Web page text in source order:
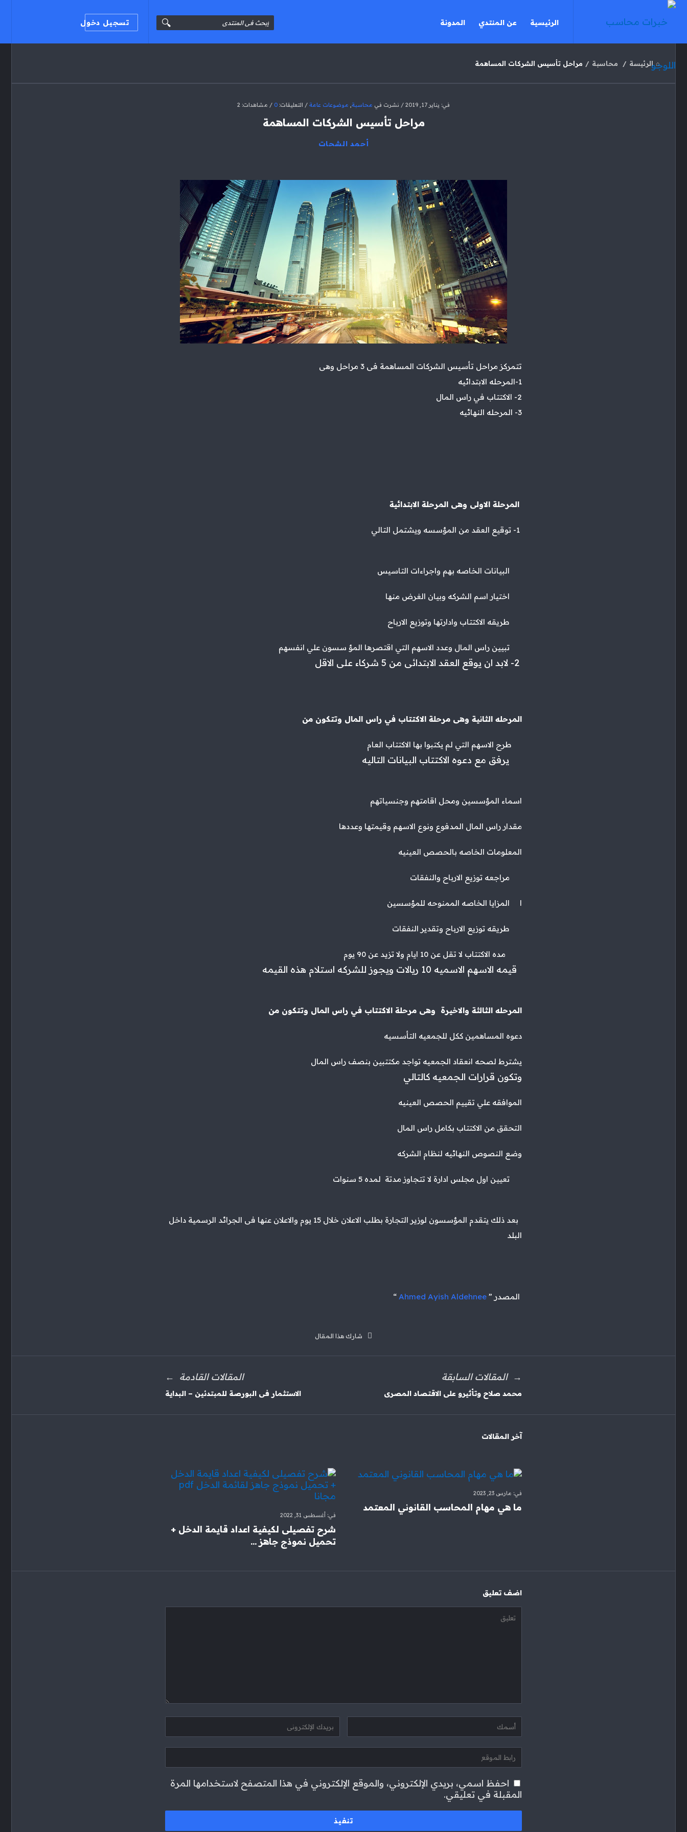
تسجيل دخول
خبرات
محاسب
محاسب
القائمة
الرئيسية عن المنتدي المدونة
الرئيسة / محاسبة / مراحل تأسيس الشركات المساهمة
في: يناير 17, 2019 نشرت في محاسبة, موضوعات عامة التعليقات: 0 مشاهدات: 2
مراحل تأسيس الشركات المساهمة
أحمد الشحات
تتمركز مراحل تأسيس الشركات المساهمة فى 3 مراحل وهى
1-المرحله الابتدائيه
2- الاكتتاب في راس المال
3- المرحله النهائيه
المرحلة الاولى وهى المرحلة الابتدائية
البيانات الخاصه بهم واجراءات التاسيس
اختيار اسم الشركه وبيان الغرض منها
طريقه الاكتتاب وادارتها وتوزيع الارباح
تبيين راس المال وعدد الاسهم التي اقتصرها المؤ سسون علي انفسهم
المرحله الثانية وهى مرحلة الاكتتاب في راس المال وتتكون من
طرح الاسهم التي لم يكتبوا بها الاكتتاب العام
يرفق مع دعوه الاكتتاب البيانات التاليه
اسماء المؤسسين ومحل اقامتهم وجنسياتهم
مقدار راس المال المدفوع ونوع الاسهم وقيمتها وعددها
المعلومات الخاصه بالحصص العينيه
مراجعه توزيع الارباح والنفقات
ا المزايا الخاصه الممنوحه للمؤسسين
طريقه توزيع الارباح وتقدير النفقات
مده الاكتتاب لا تقل عن 10 ايام ولا تزيد عن 90 يوم
قيمه الاسهم الاسميه 10 ريالات ويجوز للشركه استلام هذه القيمه
المرحله الثالثة والاخيرة وهى مرحلة الاكتتاب في راس المال وتتكون من
دعوه المساهمين ككل للجمعيه التأسسيه
يشترط لصحه انعقاد الجمعيه تواجد مكتتبين بنصف راس المال
وتكون قرارات الجمعيه كالتالي
الموافقه علي تقييم الحصص العينيه
التحقق من الاكتتاب بكامل راس المال
وضع النصوص النهائيه لنظام الشركه
تعيين اول مجلس ادارة لا تتجاوز مدتة لمده 5 سنوات
ثم بعد ذلك يتقدم المؤسسون لوزير التجارة بطلب الاعلان خلال 15 يوم والاعلان عنها فى الجرائد الرسمية داخل
البلد
المصدر ” Ahmed Ayish Aldehnee
“
شارك هذا المقال
المقالات السابقة
محمد صلاح وتأثيرو على الاقتصاد المصرى
المقالات القادمة
الاستثمار فى البورصة للمبتدئين – البداية
آخر المقالات
في: مارس 23, 2023
ما هي مهام المحاسب القانوني المعتمد
في: أغسطس 31, 2022
شرح تفصيلى لكيفية اعداد قايمة الدخل +
تحميل نموذج جاهز ...
‫اضف تعليق
احفظ اسمي، بريدي الإلكتروني، والموقع الإلكتروني في هذا المتصفح لاستخدامها المرة
المقبلة في تعليقي.